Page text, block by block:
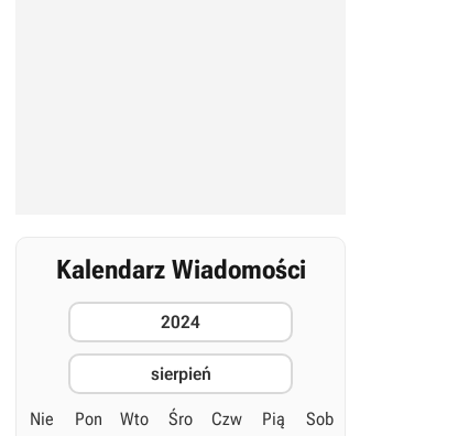
Kalendarz Wiadomości
2024
sierpień
Nie Pon Wto Śro Czw Pią Sob